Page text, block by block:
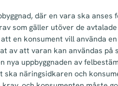
där en vara ska anses
som gäller utöver de avtalade
en konsument vill använda
av att varan kan användas på
nya uppbyggnaden av
näringsidkaren och